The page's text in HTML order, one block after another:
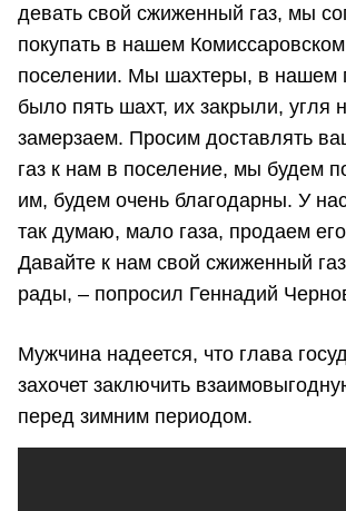
девать свой сжиженный газ, мы
покупать в нашем
поселении. Мы шахтеры, в нашем
было пять шахт, их закрыли, угля
замерзаем. Просим доставлять
газ к нам в поселение, мы будем
им, будем очень благодарны. У
так думаю, мало газа, продаем
Давайте к нам свой сжиженный
рады, – попросил Геннадий
Мужчина надеется, что глава
захочет заключить
перед зимним периодом.